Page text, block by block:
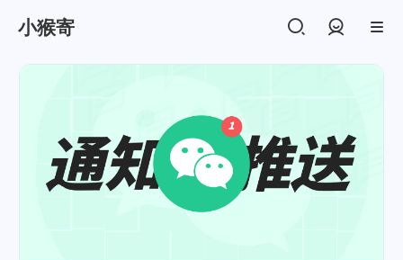
小猴寄